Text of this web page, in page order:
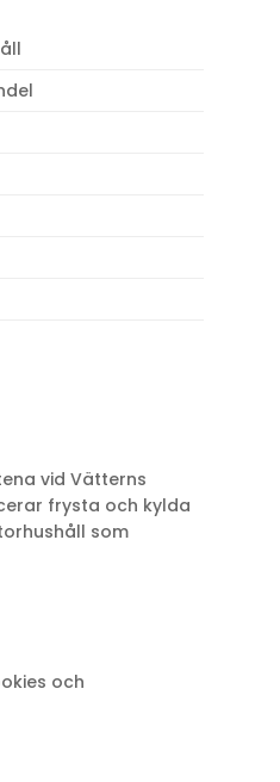
vid Vätterns
frysta och kylda
som
och